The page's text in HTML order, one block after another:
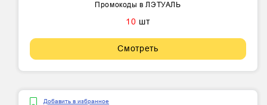
Промокоды в ЛЭТУАЛЬ
10 шт
Смотреть
Добавить в избранное